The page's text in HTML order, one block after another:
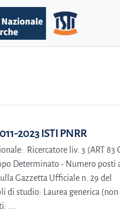
2023 ISTI PNRR
Ricercatore liv. 3 (ART 83
Determinato - Numero posti
Gazzetta Ufficiale n. 29 del
di studio: Laurea generica (non
...